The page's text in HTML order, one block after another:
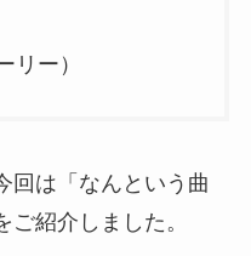
リー）
回は「なんという曲
紹介しました。